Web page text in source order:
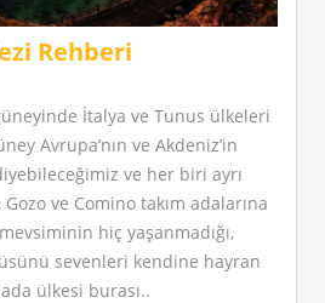
Rehberi
İtalya ve Tunus ülkeleri
Avrupa’nın ve Akdeniz’in
ve her biri ayrı
ve Comino takım adalarına
hiç yaşanmadığı,
sevenleri kendine hayran
ülkesi burası..